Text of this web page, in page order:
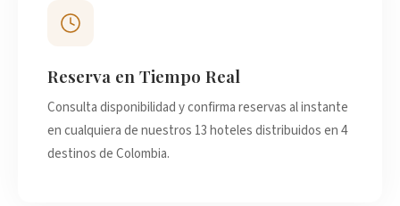
Reserva en Tiempo Real
Consulta disponibilidad y confirma reservas al instante
en cualquiera de nuestros 13 hoteles distribuidos en 4
destinos de Colombia.